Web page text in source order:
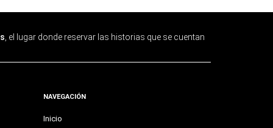
, el lugar donde reservar las historias que se cuentan
NAVEGACIÓN
Inicio